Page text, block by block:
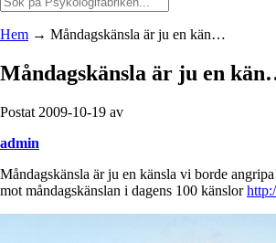
Hem → Måndagskänsla är ju en kän…
Måndagskänsla är ju en
Postat 2009-10-19 av
admin
Måndagskänsla är ju en känsla vi borde
mot måndagskänslan i dagens 100 känslor